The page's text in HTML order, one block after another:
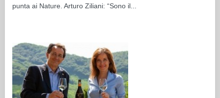
punta ai Nature. Arturo Ziliani: “Sono il...